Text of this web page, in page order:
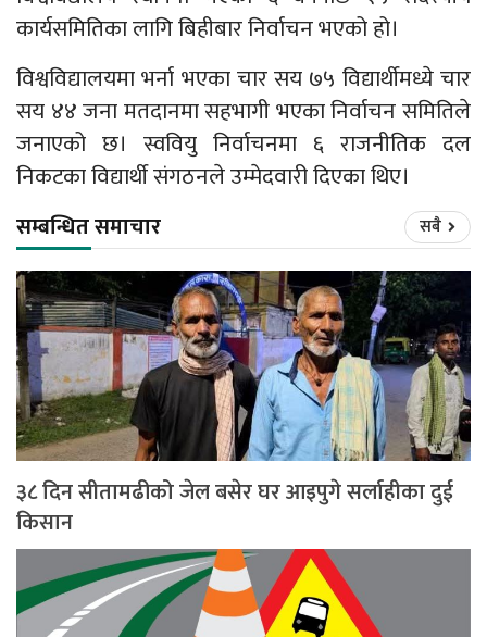
कार्यसमितिका लागि बिहीबार निर्वाचन भएको हो।
विश्वविद्यालयमा भर्ना भएका चार सय ७५ विद्यार्थीमध्ये चार
सय ४४ जना मतदानमा सहभागी भएका निर्वाचन समितिले
जनाएको छ। स्ववियु निर्वाचनमा ६ राजनीतिक दल
निकटका विद्यार्थी संगठनले उम्मेदवारी दिएका थिए।
सम्बन्धित समाचार सबै
३८ दिन सीतामढीको जेल बसेर घर आइपुगे सर्लाहीका दुई
किसान